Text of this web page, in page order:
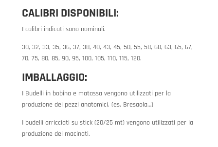
CALIBRI DISPONIBILI:
I calibri indicati sono nominali.
30, 32, 33, 35, 36, 37, 38, 40, 43, 45, 50, 55, 58, 60, 63, 65, 67,
70, 75, 80, 85, 90, 95, 100, 105, 110, 115, 120.
IMBALLAGGIO:
I Budelli in bobina e matassa vengono utilizzati per la
produzione dei pezzi anatomici. (es. Bresaola…)
I budelli arricciati su stick (20/25 mt) vengono utilizzati per la
produzione dei macinati.